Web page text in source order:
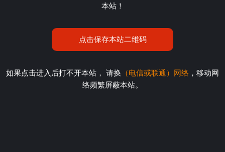
本站！
点击保存本站二维码
如果点击进入后打不开本站， 请换 （电信或联通）网络 ，移动网
络频繁屏蔽本站。